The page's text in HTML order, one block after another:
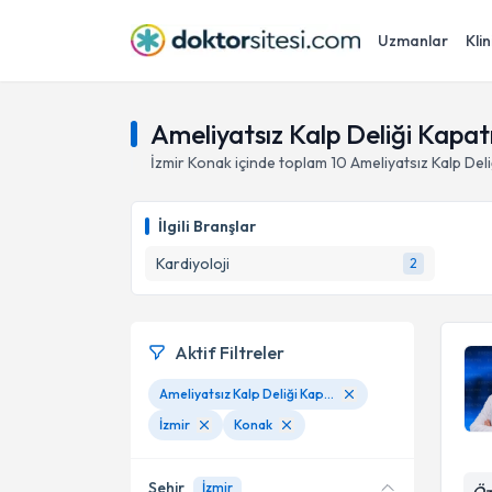
Uzmanlar
Ameliyatsız Kalp Deliği
İzmirKonakiçinde toplam 10 Ameliyatsız Kalp
İlgili Branşlar
Kardiyoloji
2
Aktif Filtreler
Ameliyatsız Kalp Deliği Kapatılması
İzmir
Konak
Şehir İzmir